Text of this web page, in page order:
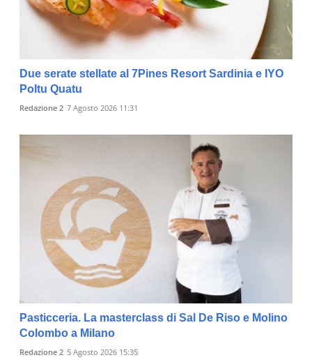
Due serate stellate al 7Pines Resort Sardinia e IYO
Poltu Quatu
Redazione 2 7 Agosto 2026 11:31
Pasticceria. La masterclass di Sal De Riso e Molino
Colombo a Milano
Redazione 2 5 Agosto 2026 15:35